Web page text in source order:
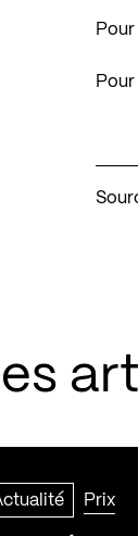
Prix